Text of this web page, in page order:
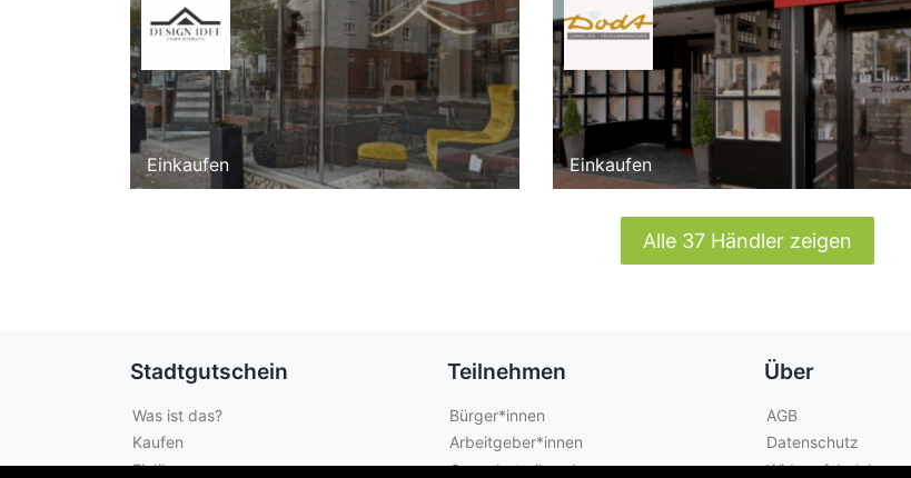
Einkaufen Einkaufen
Alle 37 Händler zeigen
Stadtgutschein
Was ist das?
Kaufen
Einlösen
Teilnehmen
Bürger*innen
Arbeitgeber*innen
Gewerbetreibende
Über
AGB
Datenschutz
Widerrufsbelehrung